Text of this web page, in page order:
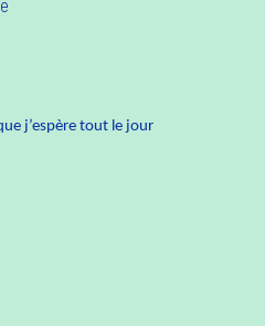
j’espère tout le jour